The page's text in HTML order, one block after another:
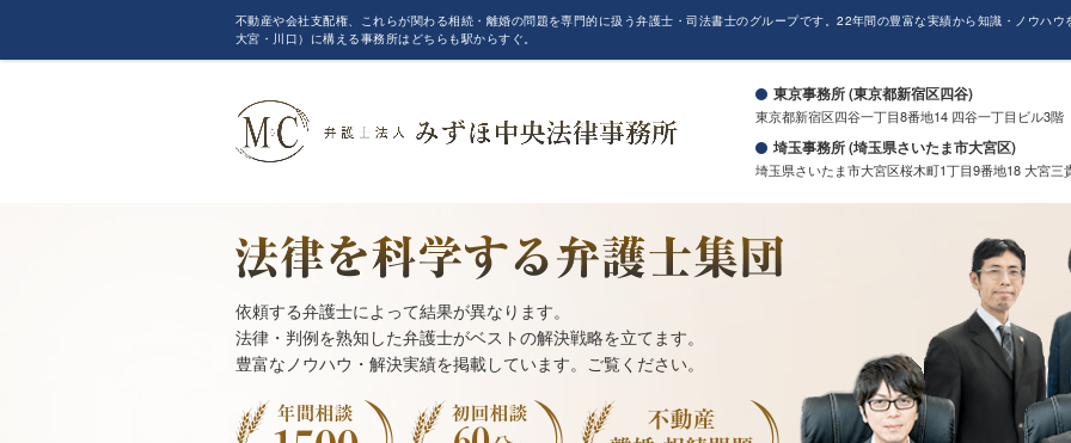
不動産や会社支配権、これらが関わる相続・離婚の問題を専門的に扱う弁護士・司法書士のグループです。22年間の豊富な実績から知識・ノウハ
大宮・川口）に構える事務所はどちらも駅からすぐ。
東京事務所 (東京都新宿区四谷)
東京都新宿区四谷一丁目8番地14 四谷一丁目ビル3階
埼玉事務所 (埼玉県さいたま市大宮区)
埼玉県さいたま市大宮区桜木町1丁目9番地18 大宮三
依頼する弁護士によって結果が異なります。
法律・判例を熟知した弁護士がベストの解決戦略を立てます。
豊富なノウハウ・解決実績を掲載しています。ご覧ください。